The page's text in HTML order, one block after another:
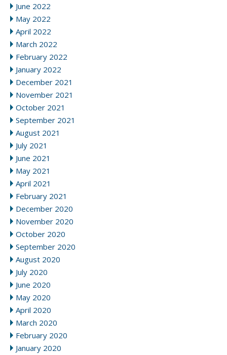
June 2022
May 2022
April 2022
March 2022
February 2022
January 2022
December 2021
November 2021
October 2021
September 2021
August 2021
July 2021
June 2021
May 2021
April 2021
February 2021
December 2020
November 2020
October 2020
September 2020
August 2020
July 2020
June 2020
May 2020
April 2020
March 2020
February 2020
January 2020